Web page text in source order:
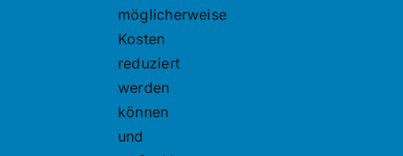
möglicherweise
Kosten
reduziert
werden
können
und